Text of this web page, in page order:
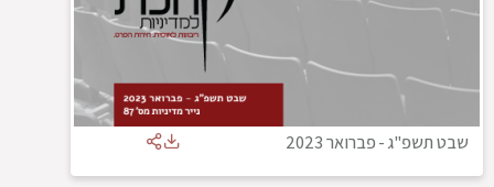
שבט תשפ"ג-פברואר 2023